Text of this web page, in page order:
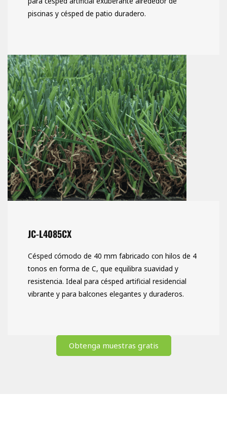
piscinas y césped de patio duradero.
JC-L4085CX
Césped cómodo de 40 mm fabricado con hilos de 4
tonos en forma de C, que equilibra suavidad y
resistencia. Ideal para césped artificial residencial
vibrante y para balcones elegantes y duraderos.
Obtenga muestras gratis